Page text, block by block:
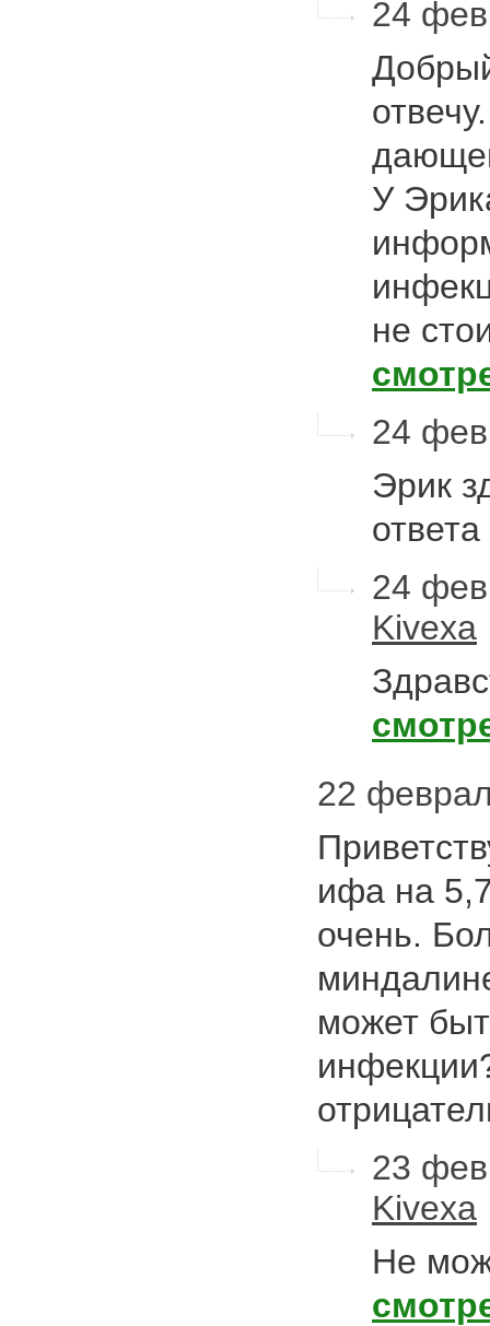
24
У
не
24
Эрик
ответа
24
Kivexa
22
ифа на
очень.
может
23
Kivexa
Не